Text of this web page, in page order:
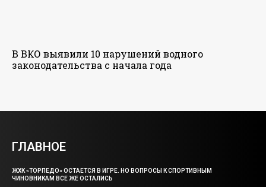
В ВКО выявили 10 нарушений водного
законодательства с начала года
ГЛАВНОЕ
ЖХК «ТОРПЕДО» ОСТАЕТСЯ В ИГРЕ. НО ВОПРОСЫ К СПОРТИВНЫМ
ЧИНОВНИКАМ ВСЕ ЖЕ ОСТАЛИСЬ